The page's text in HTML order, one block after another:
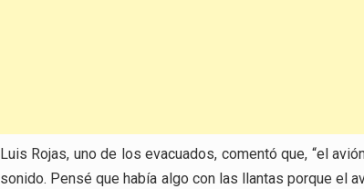
Luis Rojas, uno de los evacuados, comentó que, “el
sonido. Pensé que había algo con las llantas porque el